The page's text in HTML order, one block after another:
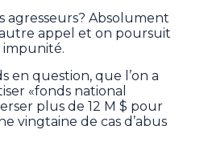
agresseurs? Absolument
appel et on poursuit
impunité.
en question, que l’on a
«fonds national
plus de 12 M $ pour
vingtaine de cas d’abus